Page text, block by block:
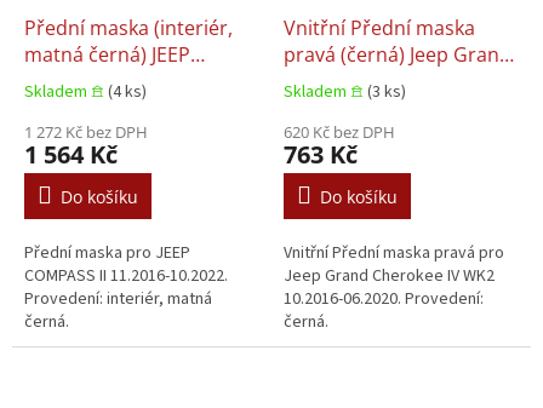
Přední maska (interiér,
matná černá) JEEP
COMPASS II 11.2016-
Skladem 𖠿 (4 ks)
1 272 Kč bez DPH
1 564 Kč
Do košíku
Přední maska pro JEEP
COMPASS II 11.2016-10.2022.
Provedení: interiér, matná
černá.
Vnitřní Přední maska
pravá (černá) Jeep Grand
Cherokee IV WK2
10.2016-06.2020
Skladem 𖠿 (3 ks)
620 Kč bez DPH
763 Kč
Do košíku
Vnitřní Přední maska pravá pro
Jeep Grand Cherokee IV WK2
10.2016-06.2020. Provedení:
černá.